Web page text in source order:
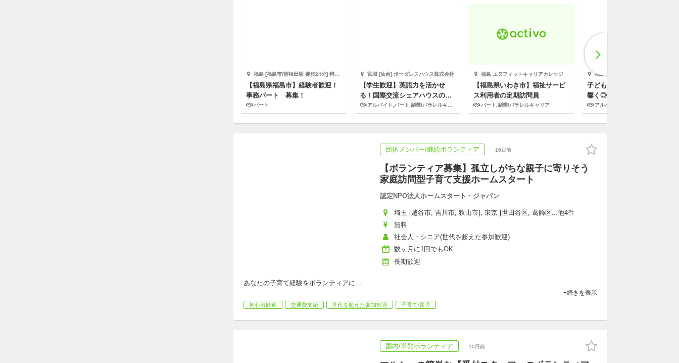
福島 [福島市/曽根田駅 徒歩24分] 特定非営利活動法人チームふくしま
【福島県福島市】経験者歓迎！
事務パート 募集！
パート
宮城 [仙台] ボーダレスハウス株式会社
【学生歓迎】英語力を活かせ
る！国際交流シェアハウスの運
営スタッフ (仙台）
アルバイト,パート,副業/パラレルキャリア
福島 エヌフィットキャリアカレッジ
【福島県いわき市】福祉サービ
ス利用者の定期訪問員
パート,副業/パラレルキャリア
福島 [南相馬/鹿島駅 徒歩5分] NPO法人トイボックス
子どもたちの「ただいま！」が
響く◎夕方からのNPO法人運
の学童スタッフ
アルバイト,パート,副業/パラレルキャリア
団体メンバー/継続ボランティア 16日前
【ボランティア募集】孤立しがちな親子に寄りそう
家庭訪問型子育て支援ホームスタート
認定NPO法人ホームスタート・ジャパン
埼玉 [越谷市, 吉川市, 狭山市], 東京 [世田谷区, 葛飾区...他4件
無料
社会人・シニア(世代を超えた参加歓迎)
数ヶ月に1回でもOK
長期歓迎
あなたの子育て経験をボランティアに…
続きを表示
初心者歓迎 交通費支給 世代を超えた参加歓迎 子育て/育児
国内/単発ボランティア 10日前